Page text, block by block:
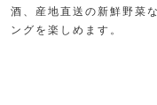
酒、産地直送の新鮮野菜
ングを楽しめます。